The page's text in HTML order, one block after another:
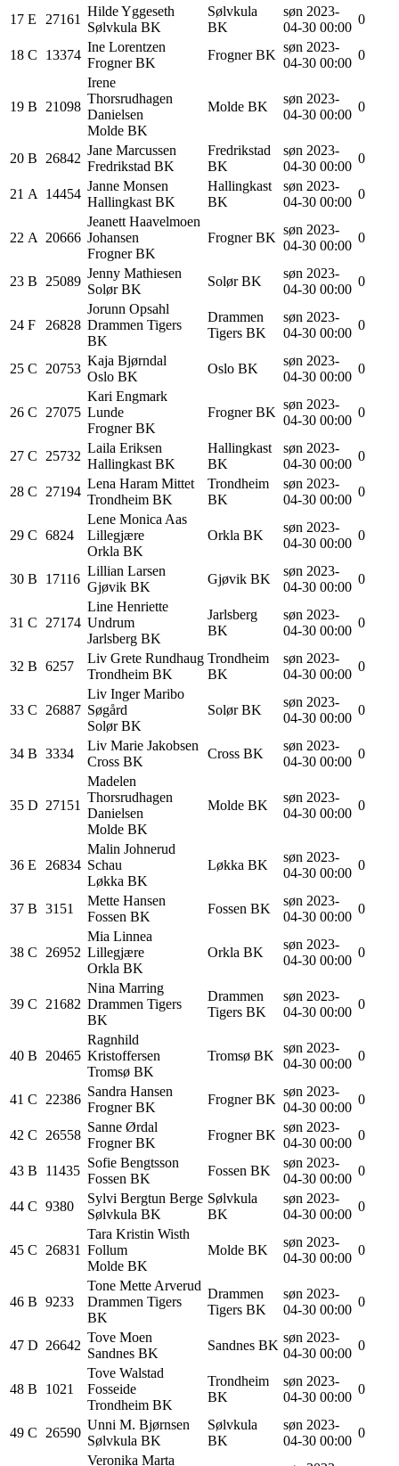
17 E 27161
HildeYggeseth
Sølvkula BK
Sølvkula
BK
søn 2023-
04-30 00:00
0
18 C 13374
Ine Lorentzen
Frogner BK
Frogner BK
søn 2023-
04-30 00:00
0
19 B 21098
Irene
Thorsrudhagen
Danielsen
Molde BK
Molde BK
søn 2023-
04-30 00:00
0
20 B 26842
Jane Marcussen
Fredrikstad BK
Fredrikstad
BK
søn 2023-
04-30 00:00
0
21 A 14454
Janne Monsen
Hallingkast BK
Hallingkast
BK
søn 2023-
04-30 00:00
0
22 A 20666
Jeanett Haavelmoen
Johansen
Frogner BK
Frogner BK
søn 2023-
04-30 00:00
0
23 B 25089
Jenny Mathiesen
Solør BK
Solør BK
søn 2023-
04-30 00:00
0
24 F 26828
Jorunn Opsahl
Drammen Tigers
BK
Drammen
Tigers BK
søn 2023-
04-30 00:00
0
25 C 20753
Kaja Bjørndal
Oslo BK
Oslo BK
søn 2023-
04-30 00:00
0
26 C 27075
Kari Engmark
Lunde
Frogner BK
Frogner BK
søn 2023-
04-30 00:00
0
27 C 25732
Laila Eriksen
Hallingkast BK
Hallingkast
BK
søn 2023-
04-30 00:00
0
28 C 27194
Lena Haram Mittet
Trondheim BK
Trondheim
BK
søn 2023-
04-30 00:00
0
29 C 6824
Lene Monica Aas
Lillegjære
Orkla BK
Orkla BK
søn 2023-
04-30 00:00
0
30 B 17116
Lillian Larsen
Gjøvik BK
Gjøvik BK
søn 2023-
04-30 00:00
0
31 C 27174
Line Henriette
Undrum
Jarlsberg BK
Jarlsberg
BK
søn 2023-
04-30 00:00
0
32 B 6257
Liv Grete Rundhaug
Trondheim BK
Trondheim
BK
søn 2023-
04-30 00:00
0
33 C 26887
Liv Inger Maribo
Søgård
Solør BK
Solør BK
søn 2023-
04-30 00:00
0
34 B 3334
Liv Marie Jakobsen
Cross BK
Cross BK
søn 2023-
04-30 00:00
0
35 D 27151
Madelen
Thorsrudhagen
Danielsen
Molde BK
Molde BK
søn 2023-
04-30 00:00
0
36 E 26834
Malin Johnerud
Schau
Løkka BK
Løkka BK
søn 2023-
04-30 00:00
0
37 B 3151
Mette Hansen
Fossen BK
Fossen BK
søn 2023-
04-30 00:00
0
38 C 26952
Mia Linnea
Lillegjære
Orkla BK
Orkla BK
søn 2023-
04-30 00:00
0
39 C 21682
Nina Marring
Drammen Tigers
BK
Drammen
Tigers BK
søn 2023-
04-30 00:00
0
40 B 20465
Ragnhild
Kristoffersen
Tromsø BK
Tromsø BK
søn 2023-
04-30 00:00
0
41 C 22386
Sandra Hansen
Frogner BK
Frogner BK
søn 2023-
04-30 00:00
0
42 C 26558
Sanne Ørdal
Frogner BK
Frogner BK
søn 2023-
04-30 00:00
0
43 B 11435
Sofie Bengtsson
Fossen BK
Fossen BK
søn 2023-
04-30 00:00
0
44 C 9380
Sylvi Bergtun Berge
Sølvkula BK
Sølvkula
BK
søn 2023-
04-30 00:00
0
45 C 26831
Tara Kristin Wisth
Follum
Molde BK
Molde BK
søn 2023-
04-30 00:00
0
46 B 9233
Tone Mette Arverud
Drammen Tigers
BK
Drammen
Tigers BK
søn 2023-
04-30 00:00
0
47 D 26642
Tove Moen
Sandnes BK
Sandnes BK
søn 2023-
04-30 00:00
0
48 B 1021
Tove Walstad
Fosseide
Trondheim BK
Trondheim
BK
søn 2023-
04-30 00:00
0
49 C 26590
Unni M. Bjørnsen
Sølvkula BK
Sølvkula
BK
søn 2023-
04-30 00:00
0
Veronika Marta